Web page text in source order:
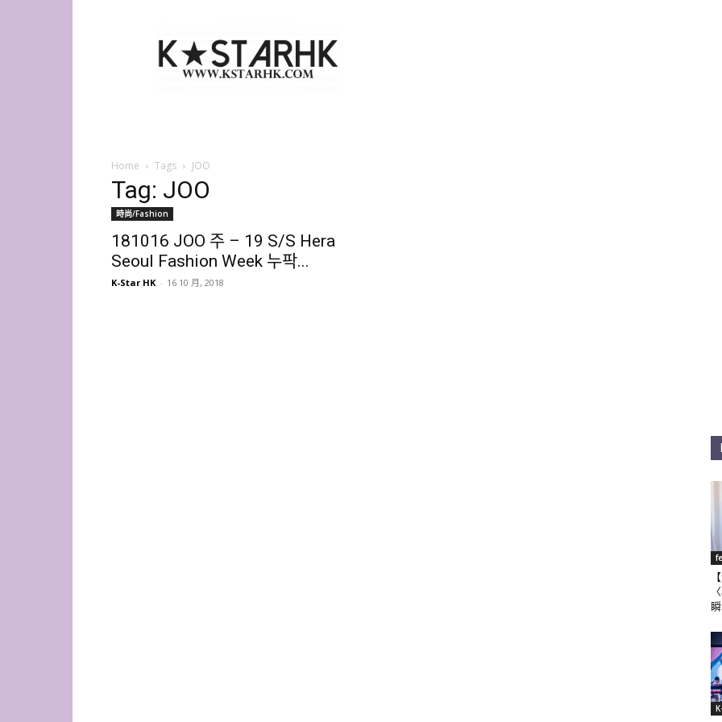
Star
HK
Home Tags JOO
Tag: JOO
時尚/Fashion
181016 JOO 주 – 19 S/S Hera
Seoul Fashion Week 누팍...
K-Star HK - 16 10 月, 2018